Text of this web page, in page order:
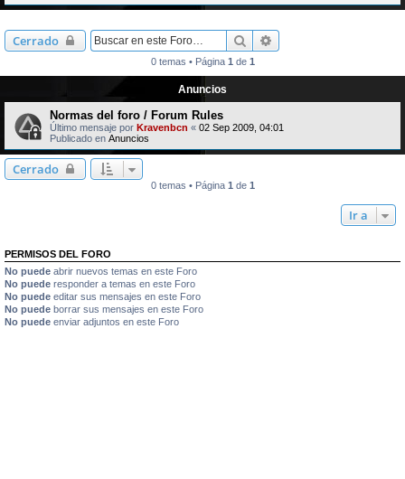
Cerrado Buscar
0 temas • Página 1 de 1
Anuncios
Normas del foro / Forum Rules
Último mensaje por Kravenbcn « 02 Sep 2009, 04:01
Publicado en Anuncios
Cerrado
0 temas • Página 1 de 1
Ir a
PERMISOS DEL FORO
No puede abrir nuevos temas en este Foro
No puede responder a temas en este Foro
No puede editar sus mensajes en este Foro
No puede borrar sus mensajes en este Foro
No puede enviar adjuntos en este Foro